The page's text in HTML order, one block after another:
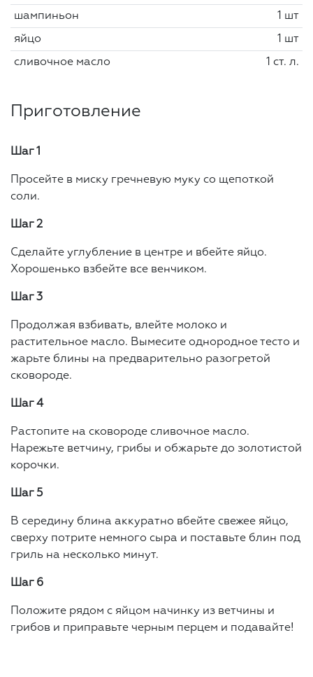
шампиньон 1 шт
яйцо 1 шт
сливочное масло 1 ст. л.
Приготовление
Шаг 1
Просейте в миску гречневую муку со щепоткой
соли.
Шаг 2
Сделайте углубление в центре и вбейте яйцо.
Хорошенько взбейте все венчиком.
Шаг 3
Продолжая взбивать, влейте молоко и
растительное масло. Вымесите однородное тесто и
жарьте блины на предварительно разогретой
сковороде.
Шаг 4
Растопите на сковороде сливочное масло.
Нарежьте ветчину, грибы и обжарьте до золотистой
корочки.
Шаг 5
В середину блина аккуратно вбейте свежее яйцо,
сверху потрите немного сыра и поставьте блин под
гриль на несколько минут.
Шаг 6
Положите рядом с яйцом начинку из ветчины и
грибов и приправьте черным перцем и подавайте!